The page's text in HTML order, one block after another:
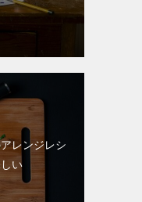
レンジレシ
い